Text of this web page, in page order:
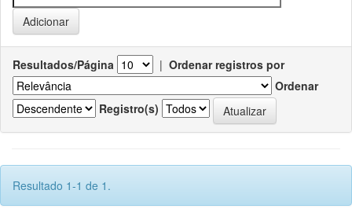
Resultados/Página | Ordenar registros por
Ordenar
Registro(s)
Resultado 1-1 de 1.